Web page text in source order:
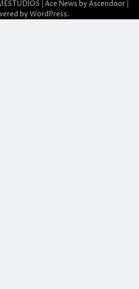
| Ace News by Ascendoor|
by WordPress.